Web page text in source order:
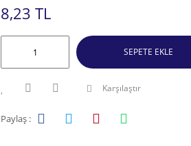
8,23 TL
SEPETE EKLE
Karşılaştır
Paylaş :